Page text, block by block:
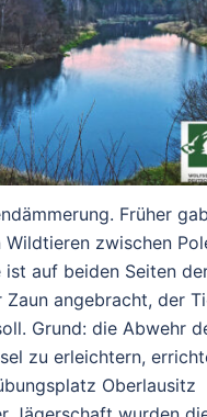
Früher
zwischen
ist auf beiden Seiten
angebracht, der
Grund: die Abwehr
zu erleichtern,
Oberlausitz